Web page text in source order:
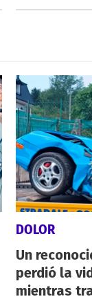
DOLOR
Un
perdió la
mientras